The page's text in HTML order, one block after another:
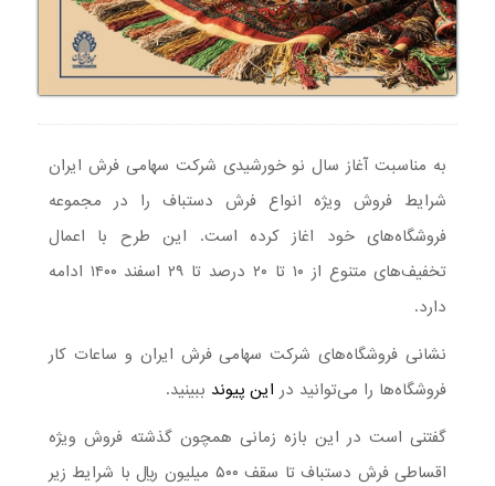
به مناسبت آغاز سال نو خورشیدی شرکت سهامی فرش ایران
شرایط فروش ویژه انواع فرش دستباف را در مجموعه
فروشگاه‌های خود اغاز کرده است. این طرح با اعمال
تخفیف‌های متنوع از ۱۰ تا ۲۰ درصد تا ۲۹ اسفند ۱۴۰۰ ادامه
دارد.
نشانی فروشگاه‌های شرکت سهامی فرش ایران و ساعات کار
فروشگاه‌ها را می‌توانید در این پیوند ببینید.
گفتنی است در این بازه زمانی همچون گذشته فروش ویژه
اقساطی فرش دستباف تا سقف ۵۰۰ میلیون ریال با شرایط زیر